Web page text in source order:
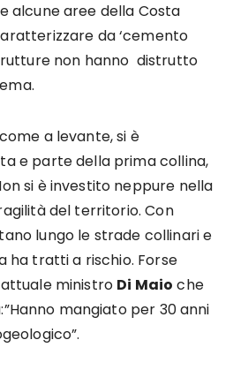
alcune aree della Costa
da ‘cemento
non hanno distrutto
a levante, si è
e parte della prima collina,
si è investito neppure nella
del territorio. Con
lungo le strade collinari e
ha tratti a rischio. Forse
ministro Di Maio che
mangiato per 30 anni